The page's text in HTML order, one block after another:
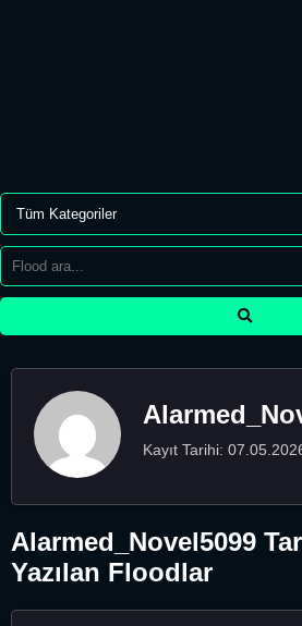
Kayıt Tarihi:
Alarmed_Novel5099
Yazılan Floodlar